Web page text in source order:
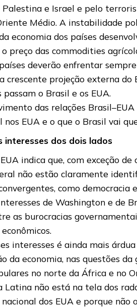
e Israel e pelo
Médio. A instabilidade
economia dos países
preço das commodities
deverão enfrentar
crescente projeção externa
o Brasil e os EUA.
das relações
EUA e o que o Brasil vai
interesses dos dois lados
indica que, com exceção
não estão claramente
como
de Washington e de
as burocracias
interesses é ainda mais
da economia, nas questões
no norte da África e no
Latina não está na tela dos
dos EUA e porque